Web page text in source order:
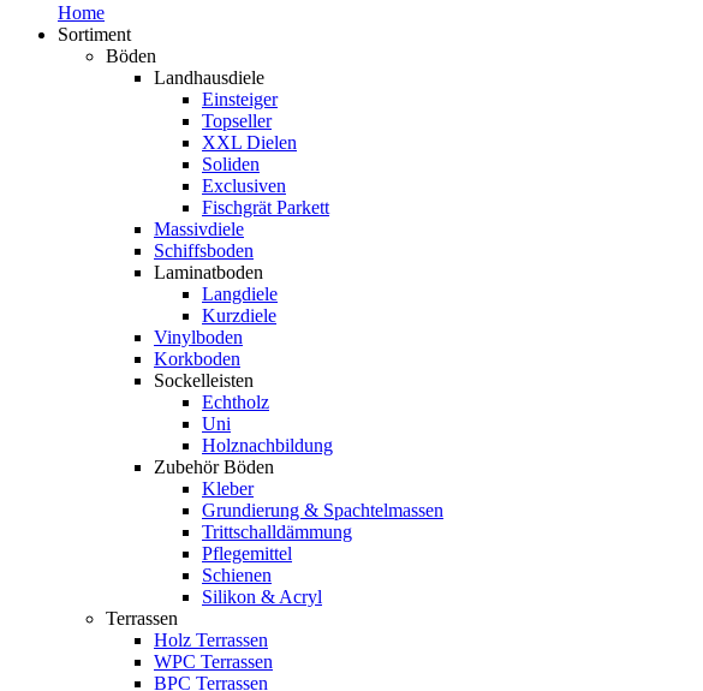
Home
Sortiment
Böden
Landhausdiele
Einsteiger
Topseller
XXL Dielen
Soliden
Exclusiven
Fischgrät Parkett
Massivdiele
Schiffsboden
Laminatboden
Langdiele
Kurzdiele
Vinylboden
Korkboden
Sockelleisten
Echtholz
Uni
Holznachbildung
Zubehör Böden
Kleber
Grundierung & Spachtelmassen
Trittschalldämmung
Pflegemittel
Schienen
Silikon & Acryl
Terrassen
Holz Terrassen
WPC Terrassen
BPC Terrassen